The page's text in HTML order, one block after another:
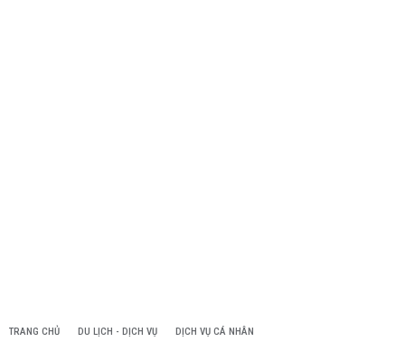
TRANG CHỦ DU LỊCH - DỊCH VỤ DỊCH VỤ CÁ NHÂN